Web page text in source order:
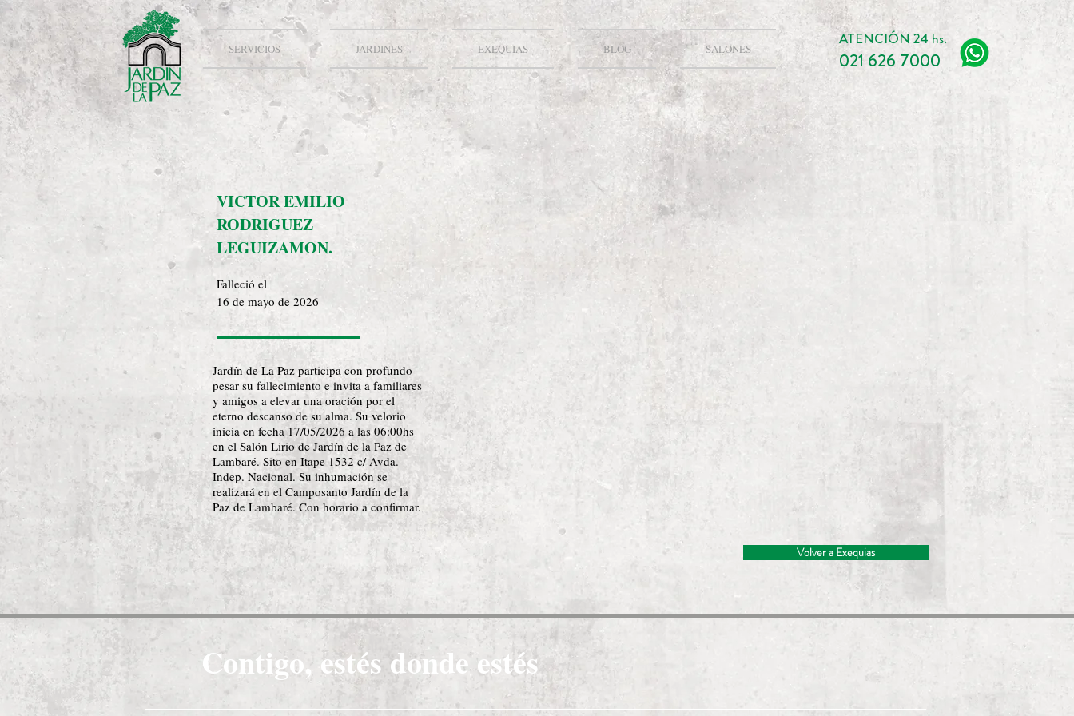
SERVICIOS JARDINES EXEQUIAS BLOG SALONES
ATENCIÓN 24 hs.
021 626 7000
VICTOR EMILIO
RODRIGUEZ
LEGUIZAMON.
16 de mayo de 2026
Jardín de La Paz participa con profundo
pesar su fallecimiento e invita a familiares
y amigos a elevar una oración por el
eterno descanso de su alma. Su velorio
inicia en fecha 17/05/2026 a las 06:00hs
en el Salón Lirio de Jardín de la Paz de
Lambaré. Sito en Itape 1532 c/ Avda.
Indep. Nacional. Su inhumación se
realizará en el Camposanto Jardín de la
Paz de Lambaré. Con horario a confirmar.
Falleció el
Volver a Exequias
Contigo, estés donde estés